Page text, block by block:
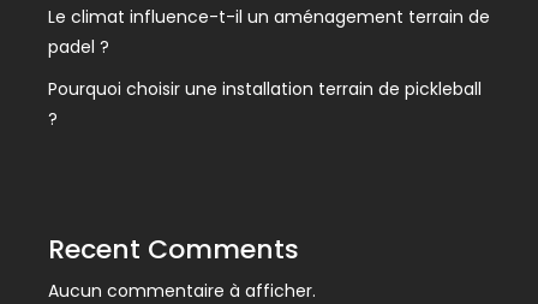
Le climat influence-t-il un aménagement terrain de
padel ?
Pourquoi choisir une installation terrain de pickleball
?
Recent Comments
Aucun commentaire à afficher.